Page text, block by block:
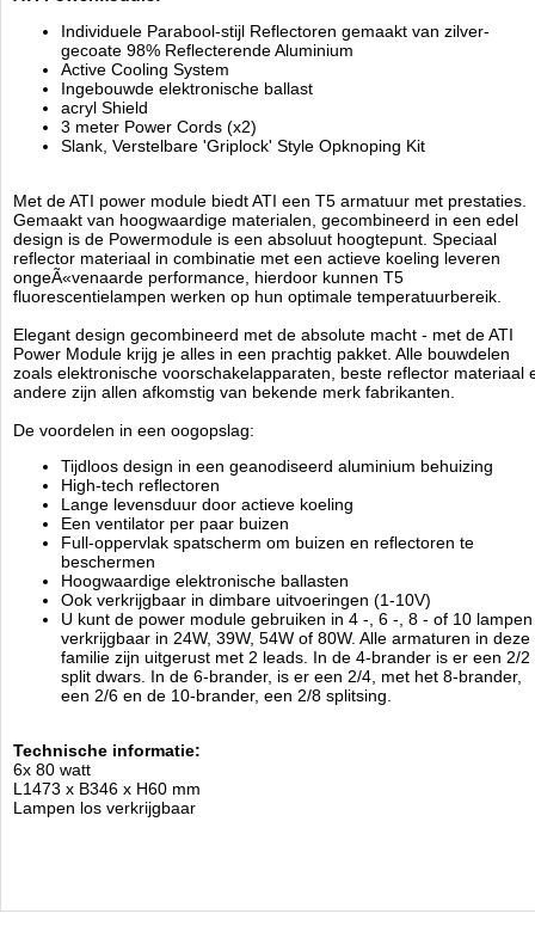
Technische informatie:
6x 80 watt
L1473 x B346 x H60 mm
Lampen los verkrijgbaar
ATI
Manufactured by:ATI
Model:ATI-1200
Product ID:4260216212079
4.281 775.45 775.45 Available from:Aquariumonderdelen.nl
2026-08-23
Pre-OrderNew
Individuele Parabool-stijl Reflectoren gemaakt van zilver-
gecoate 98% Reflecterende Aluminium
Active Cooling System
Ingebouwde elektronische ballast
acryl Shield
3 meter Power Cords (x2)
Slank, Verstelbare 'Griplock' Style Opknoping Kit
Met de ATI power module biedt ATI een T5 armatuur met prestaties.
Gemaakt van hoogwaardige materialen, gecombineerd in een edel
design is de Powermodule is een absoluut hoogtepunt. Speciaal
reflector materiaal in combinatie met een actieve koeling leveren
ongeÃ«venaarde performance, hierdoor kunnen T5
fluorescentielampen werken op hun optimale temperatuurbereik.
Elegant design gecombineerd met de absolute macht - met de ATI
Power Module krijg je alles in een prachtig pakket. Alle bouwdelen
zoals elektronische voorschakelapparaten, beste reflector materiaal
andere zijn allen afkomstig van bekende merk fabrikanten.
De voordelen in een oogopslag:
Tijdloos design in een geanodiseerd aluminium behuizing
High-tech reflectoren
Lange levensduur door actieve koeling
Een ventilator per paar buizen
Full-oppervlak spatscherm om buizen en reflectoren te
beschermen
Hoogwaardige elektronische ballasten
Ook verkrijgbaar in dimbare uitvoeringen (1-10V)
U kunt de power module gebruiken in 4 -, 6 -, 8 - of 10 lampen
verkrijgbaar in 24W, 39W, 54W of 80W. Alle armaturen in deze
familie zijn uitgerust met 2 leads. In de 4-brander is er een 2/2
split dwars. In de 6-brander, is er een 2/4, met het 8-brander,
een 2/6 en de 10-brander, een 2/8 splitsing.
Technische informatie:
6x 80 watt
L1473 x B346 x H60 mm
Lampen los verkrijgbaar